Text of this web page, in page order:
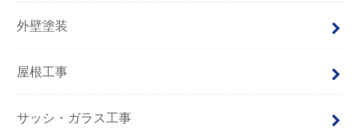
外壁塗装
屋根工事
サッシ・ガラス工事